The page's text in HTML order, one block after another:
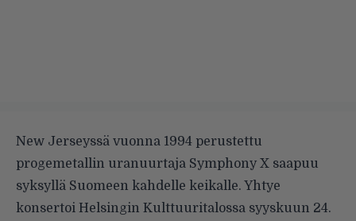
New Jerseyssä vuonna 1994 perustettu
progemetallin uranuurtaja Symphony X saapuu
syksyllä Suomeen kahdelle keikalle. Yhtye
konsertoi Helsingin Kulttuuritalossa syyskuun 24.